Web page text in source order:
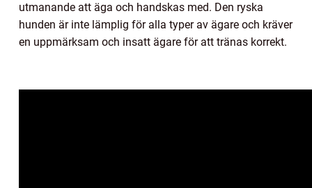
utmanande att äga och handskas med. Den ryska
hunden är inte lämplig för alla typer av ägare och kräver
en uppmärksam och insatt ägare för att tränas korrekt.